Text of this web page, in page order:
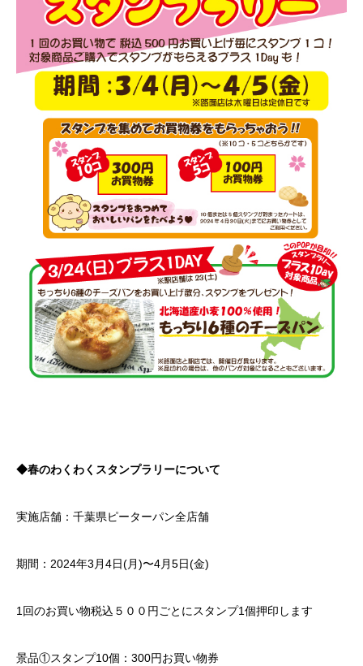
◆春のわくわくスタンプラリーについて
実施店舗：千葉県ピーターパン全店舗
期間：2024年3月4日(月)〜4月5日(金)
1回のお買い物税込５００円ごとにスタンプ1個押印します
景品①スタンプ10個：300円お買い物券